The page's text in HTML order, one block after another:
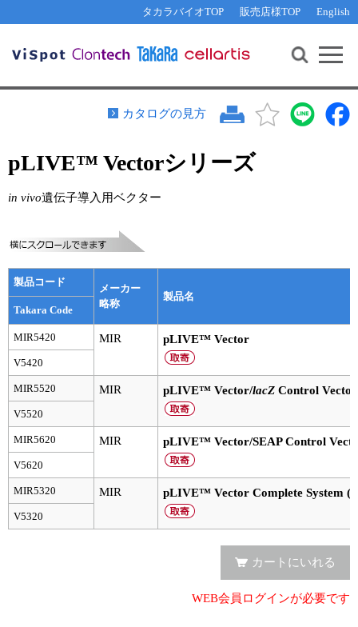
タカラバイオTOP 販売店様TOP English
機能解析・サイレンシング
PCR・等温増幅
リアルタイムPCR（qPCR）
装置・ソフトウェア
テクニカルサポートライン
その他 ライセンスに関するご相談
遺伝子組換え生物該当製品
研究支援ツール
Cut-Site Navigator 制限酵素切断サイトの検索
In-Fusion Cloning プライマー設計
抗体検索サイト
リアルタイムPCR （インターカレーター法）
プライマー検索・注文
リアルタイムPCR （プローブ法）
機器ソフトウェア・ベクター配列ダウンロード
実験ガイド
リアルタイムPCR実験ガイド
遺伝子検査ガイド（食品・水質・家畜他）
NGSポータルサイト
幹細胞・再生医療研究ガイド
クローニング実験ガイド
お問い合わせ WEB会員登録
カタログの見方
pLIVE™ Vectorシリーズ
in vivo遺伝子導入用ベクター
製品コード
メーカー
略称
製品名
Takara Code
MIR5420 MIR pLIVE™ Vector
V5420
MIR5520 MIR pLIVE™ Vector/lacZ Control
V5520
MIR5620 MIR pLIVE™ Vector/SEAP Control
V5620
MIR5320 MIR pLIVE™ Vector Complete System
V5320
カートにいれる
WEB会員ログインが必要です